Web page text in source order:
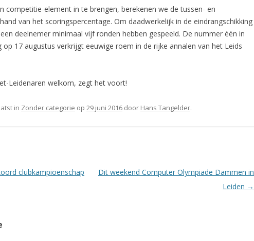
competitie-element in te brengen, berekenen we de tussen- en
van het scoringspercentage. Om daadwerkelijk in de eindrangschikking
deelnemer minimaal vijf ronden hebben gespeeld. De nummer één in
op 17 augustus verkrijgt eeuwige roem in de rijke annalen van het Leids
Leidenaren welkom, zegt het voort!
in Zonder categorie op 29 juni 2016 door Hans Tangelder.
clubkampioenschap
Dit weekend Computer Olympiade Dammen in
Leiden →